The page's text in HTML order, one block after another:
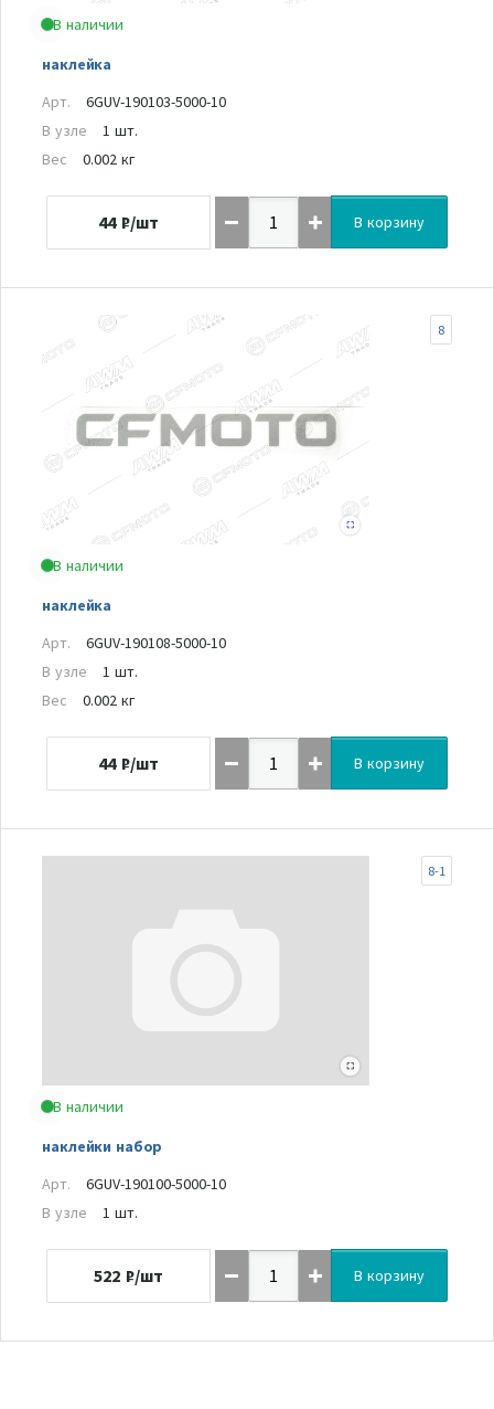
В наличии
наклейка
Арт.
6GUV-190103-5000-10
В узле
1 шт.
Вес
0.002 кг
44 ₽/шт В корзину
В наличии
наклейка
8
Арт.
6GUV-190108-5000-10
В узле
1 шт.
Вес
0.002 кг
44 ₽/шт В корзину
В наличии
наклейки набор
8-1
Арт.
6GUV-190100-5000-10
В узле
1 шт.
522 ₽/шт В корзину